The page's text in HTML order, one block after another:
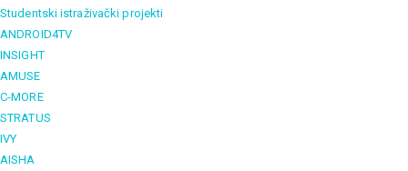
Studentski istraživački projekti
ANDROID4TV
INSIGHT
AMUSE
C-MORE
STRATUS
IVY
AISHA